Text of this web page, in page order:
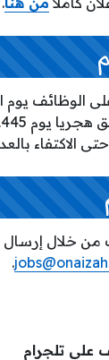
الوظائف يوم
الاكتفاء
من خلال إرسال
.
على تلجرام